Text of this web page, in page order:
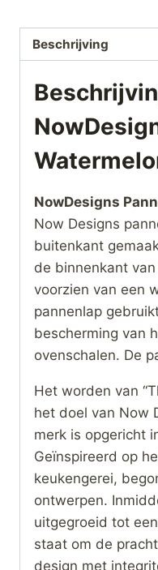
Beschrijving
NowDesigns
Now Designs
buitenkant
de binnenkant
voorzien van een
pannenlap
bescherming van
ovenschalen. De
Het worden van
het doel van Now
merk is opgericht
Geïnspireerd op
keukengerei,
ontwerpen.
uitgegroeid tot
staat om de
design met